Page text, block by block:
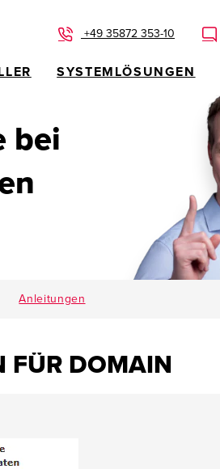
+49 35872 353-10
SYSTEMLÖSUNGEN
bei
Anleitungen
FÜR DOMAIN